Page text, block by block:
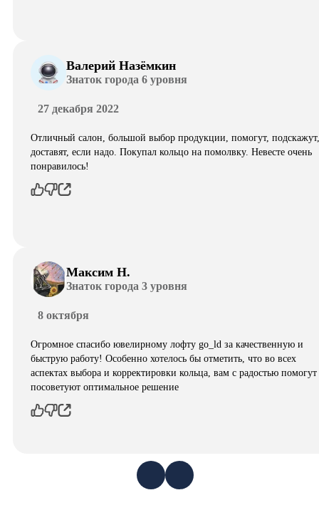
Валерий Назёмкин
Знаток города 6 уровня
27 декабря 2022
Отличный салон, большой выбор продукции, помогут, подскажут,
доставят, если надо. Покупал кольцо на помолвку. Невесте очень
понравилось!
Максим Н.
Знаток города 3 уровня
8 октября
Огромное спасибо ювелирному лофту go_ld за качественную и
быструю работу! Особенно хотелось бы отметить, что во всех
аспектах выбора и корректировки кольца, вам с радостью
посоветуют оптимальное решение